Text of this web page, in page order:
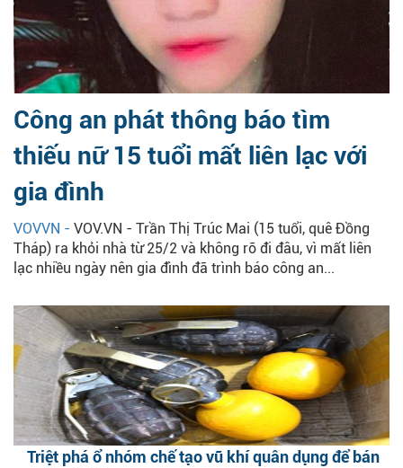
Công an phát thông báo tìm
thiếu nữ 15 tuổi mất liên lạc với
gia đình
VOVVN - VOV.VN - Trần Thị Trúc Mai (15 tuổi, quê Đồng
Tháp) ra khỏi nhà từ 25/2 và không rõ đi đâu, vì mất liên
lạc nhiều ngày nên gia đình đã trình báo công an...
Triệt phá ổ nhóm chế tạo vũ khí quân dụng để bán